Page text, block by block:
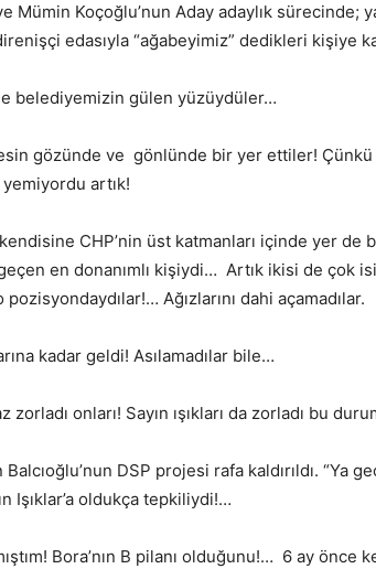
Mümin Koçoğlu’nun Aday adaylık
edasıyla “ağabeyimiz” dedikleri kişiye
belediyemizin gülen yüzüydüler…
gözünde ve gönlünde bir yer ettiler! Çünkü
artık!
CHP’nin üst katmanları içinde yer de
geçen en donanımlı kişiydi… Artık ikisi de çok
Ağızlarını dahi açamadılar.
kadar geldi! Asılamadılar bile…
zorladı onları! Sayın ışıkları da zorladı bu
Balcıoğlu’nun DSP projesi rafa kaldırıldı. “Ya
Işıklar’a oldukça tepkiliydi!…
Bora’nın B pilanı olduğunu!… 6 ay önce